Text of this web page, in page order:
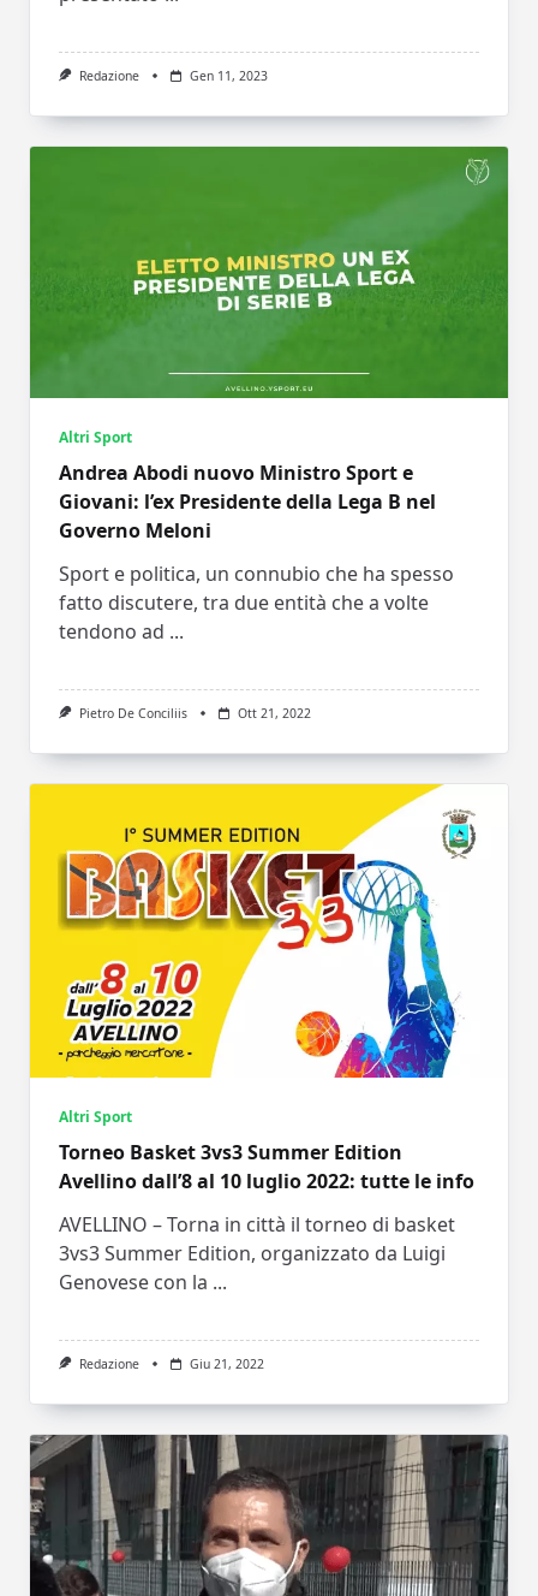
Redazione Gen 11, 2023
Altri Sport
Andrea Abodi nuovo Ministro Sport e
Giovani: l’ex Presidente della Lega B nel
Governo Meloni
Sport e politica, un connubio che ha spesso
fatto discutere, tra due entità che a volte
tendono ad ...
Pietro De Conciliis Ott 21, 2022
Altri Sport
Torneo Basket 3vs3 Summer Edition
Avellino dall’8 al 10 luglio 2022: tutte le info
AVELLINO – Torna in città il torneo di basket
3vs3 Summer Edition, organizzato da Luigi
Genovese con la ...
Redazione Giu 21, 2022